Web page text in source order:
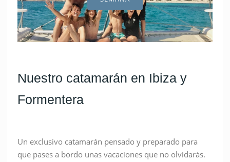
Nuestro catamarán en Ibiza y
Formentera
Un exclusivo catamarán pensado y preparado para
que pases a bordo unas vacaciones que no olvidarás.